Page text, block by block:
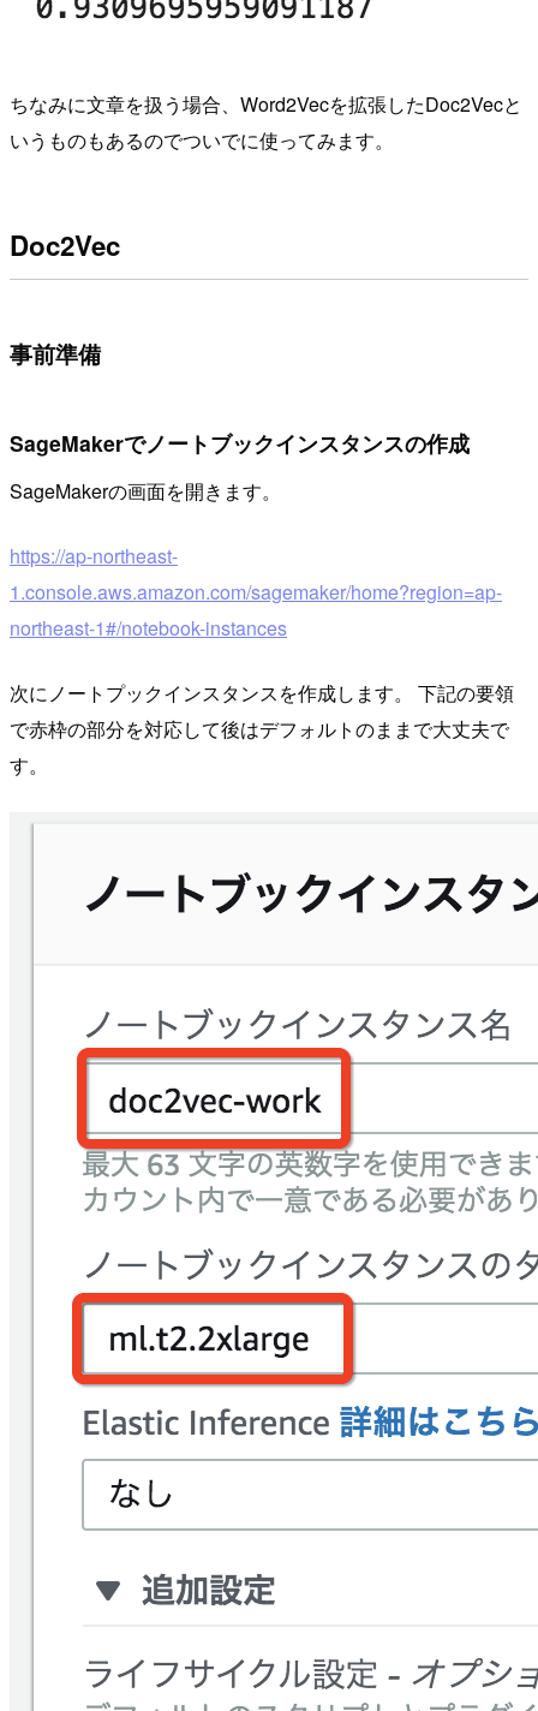
ちなみに文章を扱う場合、Word2Vecを拡張したDoc2Vecと
いうものもあるのでついでに使ってみます。
Doc2Vec
事前準備
SageMakerでノートブックインスタンスの作成
SageMakerの画面を開きます。
https://ap-northeast-
1.console.aws.amazon.com/sagemaker/home?region=ap-
northeast-1#/notebook-instances
次にノートプックインスタンスを作成します。 下記の要領
で赤枠の部分を対応して後はデフォルトのままで大丈夫で
す。